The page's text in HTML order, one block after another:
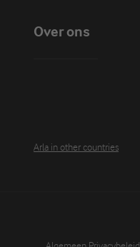
Over ons
Arla in other countries